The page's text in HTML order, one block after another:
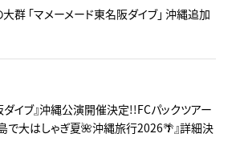
群 「マメーメード東名阪ダイブ」 沖縄追加
ダイブ』沖縄公演開催決定!!FCパックツアー
で大はしゃぎ夏🌺沖縄旅行2026🌴』詳細決